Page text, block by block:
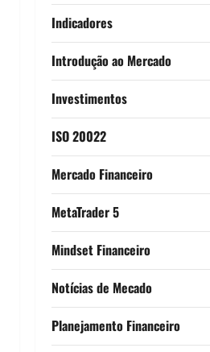
Indicadores
Introdução ao Mercado
Investimentos
ISO 20022
Mercado Financeiro
MetaTrader 5
Mindset Financeiro
Notícias de Mecado
Planejamento Financeiro